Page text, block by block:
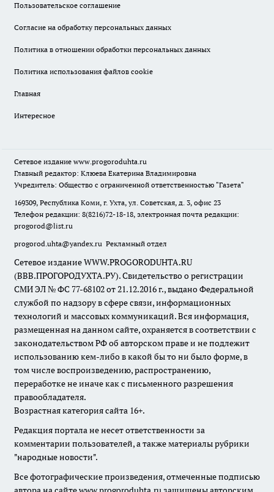
Пользовательское соглашение
Согласие на обработку персональных данных
Политика в отношении обработки персональных данных
Политика использования файлов cookie
Главная
Интересное
Сетевое издание www.progoroduhta.ru
Главный редактор: Клюева Екатерина Владимировна
Учредитель: Общество с ограниченной ответственностью "Газета"
169309, Республика Коми, г. Ухта, ул. Советская, д. 3, офис 23
Телефон редакции: 8(8216)72-18-18, электронная почта редакции:
progorod@list.ru
progorod.uhta@yandex.ru Рекламный отдел
Сетевое издание WWW.PROGORODUHTA.RU
(ВВВ.ПРОГОРОДУХТА.РУ). Свидетельство о регистрации
СМИ ЭЛ № ФС 77-68102 от 21.12.2016 г., выдано Федеральной
службой по надзору в сфере связи, информационных
технологий и массовых коммуникаций. Вся информация,
размещенная на данном сайте, охраняется в соответствии с
законодательством РФ об авторском праве и не подлежит
использованию кем-либо в какой бы то ни было форме, в
том числе воспроизведению, распространению,
переработке не иначе как с письменного разрешения
правообладателя.
Возрастная категория сайта 16+.
Редакция портала не несет ответственности за
комментарии пользователей, а также материалы рубрики
"народные новости".
Все фотографические произведения, отмеченные подписью